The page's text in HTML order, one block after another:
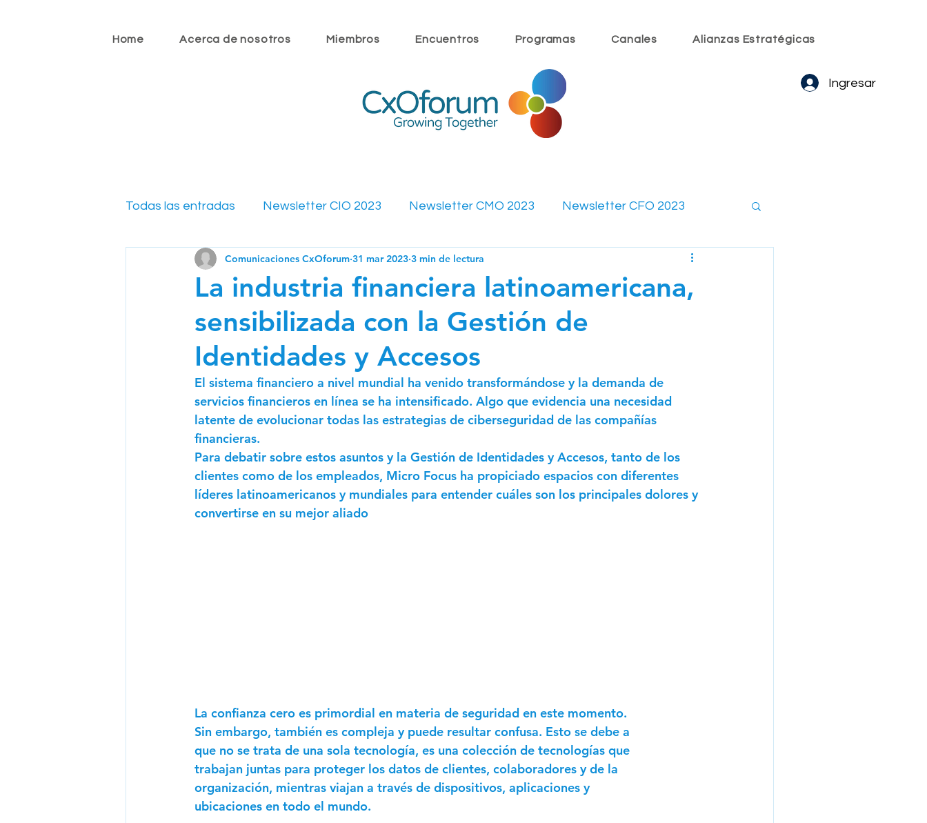
Ingresar
Home Acerca de nosotros Miembros Encuentros Programas Canales Alianzas Estratégicas
Todas las entradas Newsletter CIO 2023 Newsletter CMO 2023 Newsletter CFO 2023
Newsletter CIO 2022 Newsletter CMO 2022 Newsletter CFO 2022
Newsletter CIO 2024 Newsletter CMO 2024 Newsletter CFO 2024
La industria financiera latinoamericana,
sensibilizada con la Gestión de
Identidades y Accesos
Comunicaciones CxOforum 31 mar 2023 3 min de lectura
El sistema financiero a nivel mundial ha venido transformándose y la demanda de
servicios financieros en línea se ha intensificado. Algo que evidencia una necesidad
latente de evolucionar todas las estrategias de ciberseguridad de las compañías
financieras.
Para debatir sobre estos asuntos y la Gestión de Identidades y Accesos, tanto de los
clientes como de los empleados, Micro Focus ha propiciado espacios con diferentes
líderes latinoamericanos y mundiales para entender cuáles son los principales dolores y
convertirse en su mejor aliado
La confianza cero es primordial en materia de seguridad en este momento.
Sin embargo, también es compleja y puede resultar confusa. Esto se debe a
que no se trata de una sola tecnología, es una colección de tecnologías que
trabajan juntas para proteger los datos de clientes, colaboradores y de la
organización, mientras viajan a través de dispositivos, aplicaciones y
ubicaciones en todo el mundo.